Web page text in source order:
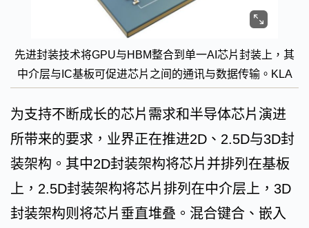
先进封装技术将GPU与HBM整合到单一AI芯片封装上，其
中介层与IC基板可促进芯片之间的通讯与数据传输。KLA
为支持不断成长的芯片需求和半导体芯片演进
所带来的要求，业界正在推进2D、2.5D与3D封
装架构。其中2D封装架构将芯片并排列在基板
上，2.5D封装架构将芯片排列在中介层上，3D
封装架构则将芯片垂直堆叠。混合键合、嵌入